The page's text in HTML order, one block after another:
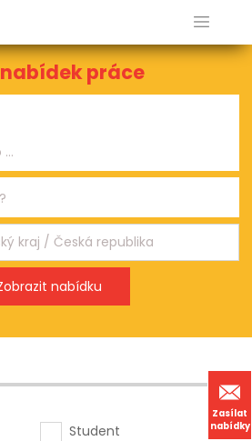
Zasílat
nabídky
nabídek práce
Student